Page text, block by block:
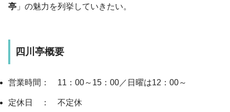
亭 」の魅力を列挙していきたい。
四川亭概要
営業時間： 11：00～15：00／日曜は12：00～
定休日 ： 不定休